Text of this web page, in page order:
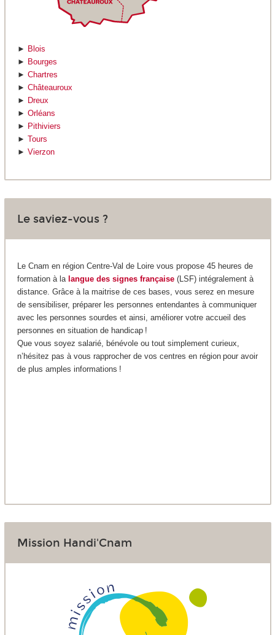
► Blois
► Bourges
► Chartres
► Châteauroux
► Dreux
► Orléans
► Pithiviers
► Tours
► Vierzon
Le saviez-vous ?
Le Cnam en région Centre-Val de Loire vous propose 45 heures de
formation à la langue des signes française(LSF) intégralement à
distance. Grâce à la maitrise de ces bases, vous serez en mesure
de sensibiliser, préparer les personnes entendantes à communiquer
avec les personnes sourdes et ainsi, améliorer votre accueil des
personnes en situation de handicap !
Que vous soyez salarié, bénévole ou tout simplement curieux,
n’hésitez pas à vous rapprocher de vos centres en région pour avoir
de plus amples informations !
Mission Handi'Cnam